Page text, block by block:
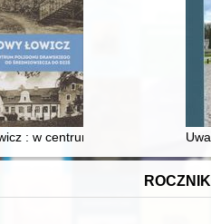
: w centrum poligonu